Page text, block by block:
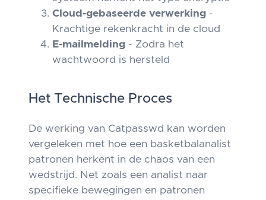
Cloud-gebaseerde verwerking -
Krachtige rekenkracht in de cloud
E-mailmelding - Zodra het
wachtwoord is hersteld
Het Technische Proces
De werking van Catpasswd kan worden
vergeleken met hoe een basketbalanalist
patronen herkent in de chaos van een
wedstrijd. Net zoals een analist naar
specifieke bewegingen en patronen